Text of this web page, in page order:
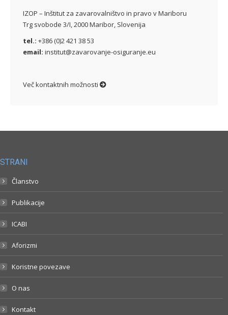
IZOP – Inštitut za zavarovalništvo in pravo v Mariboru
Trg svobode 3/I, 2000 Maribor, Slovenija
tel.: +386 (0)2 421 38 53
email: institut@zavarovanje-osiguranje.eu
Več kontaktnih možnosti
STRANI
Članstvo
Publikacije
ICABI
Aforizmi
Koristne povezave
O nas
Kontakt